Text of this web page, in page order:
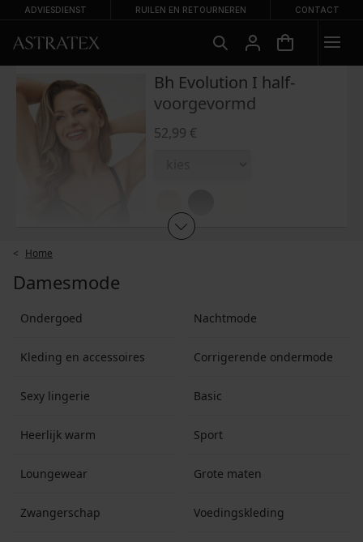
ADVIESDIENST RUILEN EN RETOURNEREN CONTACT
-20 % BRA20
Bh Evolution I half-
voorgevormd
52,99 €
Toevoegen aan favorieten
Met zijbeugelsMet beugelVoorgevormde cupsGladde
voor grote borstenBinnenkant cups van katoenFull
Cup – volle
haakjes en twee standen
Meer productinformatie
Home
Damesmode
Ondergoed Nachtmode
Kleding en accessoires Corrigerende ondermode
Sexy lingerie Basic
Heerlijk warm Sport
Loungewear Grote maten
Zwangerschap Voedingskleding